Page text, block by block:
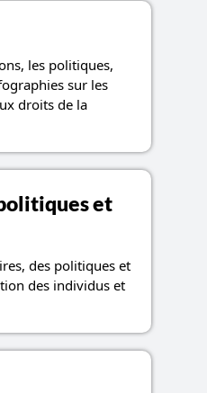
les politiques,
sur les
droits de la
et
des politiques et
des individus et